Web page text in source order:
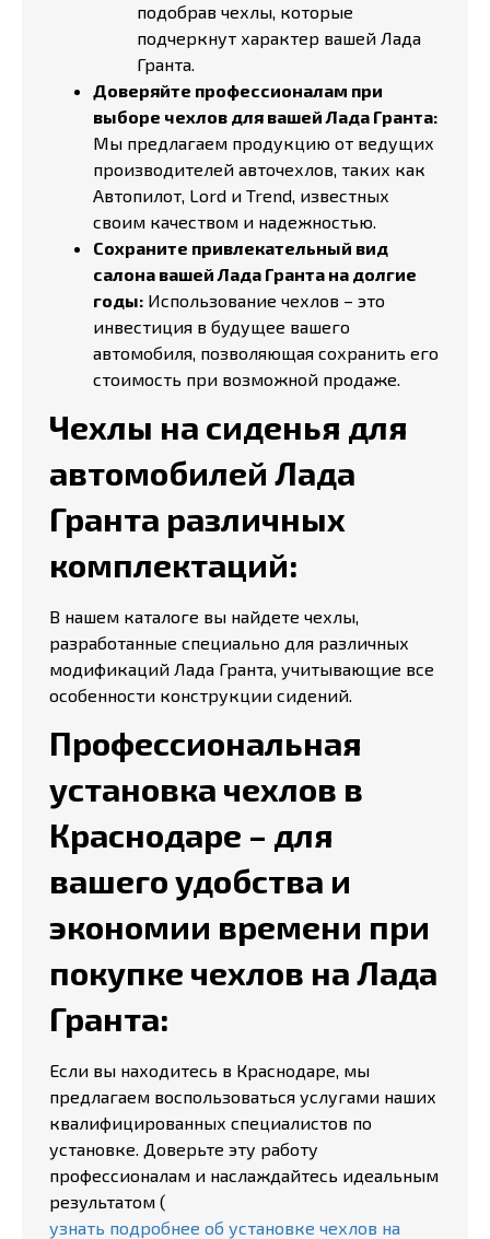
подобрав чехлы, которые
подчеркнут характер вашей Лада
Гранта.
Доверяйте профессионалам при
выборе чехлов для вашей Лада Гранта:
Мы предлагаем продукцию от ведущих
производителей авточехлов, таких как
Автопилот, Lord и Trend, известных
своим качеством и надежностью.
Сохраните привлекательный вид
салона вашей Лада Гранта на долгие
годы: Использование чехлов – это
инвестиция в будущее вашего
автомобиля, позволяющая сохранить его
стоимость при возможной продаже.
Чехлы на сиденья для
автомобилей Лада
Гранта различных
комплектаций:
В нашем каталоге вы найдете чехлы,
разработанные специально для различных
модификаций Лада Гранта, учитывающие все
особенности конструкции сидений.
Профессиональная
установка чехлов в
Краснодаре – для
вашего удобства и
экономии времени при
покупке чехлов на Лада
Гранта:
Если вы находитесь в Краснодаре, мы
предлагаем воспользоваться услугами наших
квалифицированных специалистов по
установке. Доверьте эту работу
профессионалам и наслаждайтесь идеальным
результатом (
узнать подробнее об установке чехлов на